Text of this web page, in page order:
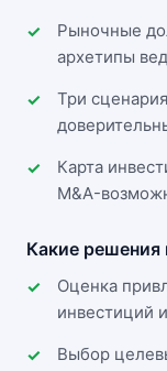
Рыночные
архетипы
Три
Карта
M&A-
Какие
Оценка
инвестиций
Выбор